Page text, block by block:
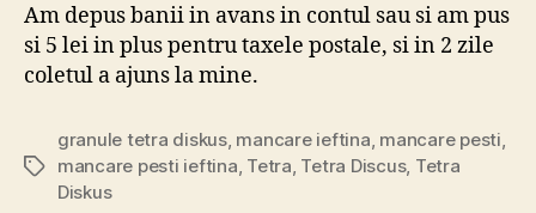
Am depus banii in avans in contul sau si am pus
si 5 lei in plus pentru taxele postale, si in 2 zile
coletul a ajuns la mine.
Tags
granule tetra diskus, mancare ieftina mancare pesti
mancare pesti ieftina Tetra Tetra Discus, Tetra
Diskus